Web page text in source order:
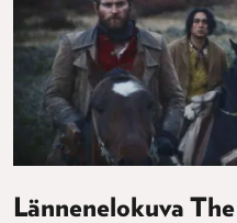
Lännenelokuva